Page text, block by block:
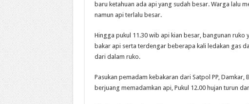
baru ketahuan ada api yang sudah besar. Warga lalu
namun api terlalu besar.
Hingga pukul 11.30 wib api kian besar, bangunan
bakar api serta terdengar beberapa kali ledakan gas
dari dalam ruko.
Pasukan pemadam kebakaran dari Satpol PP,
berjuang memadamkan api, Pukul 12.00 hujan turun